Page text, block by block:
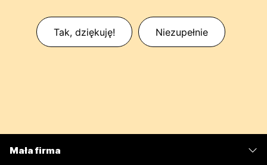
Tak, dziękuję! Niezupełnie
Mała firma